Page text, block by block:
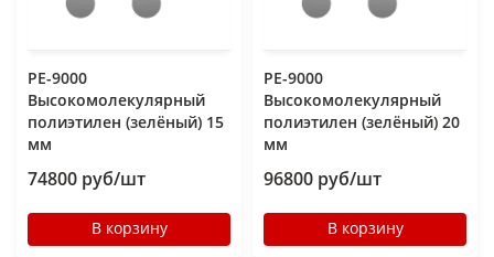
РЕ-9000
Высокомолекулярный
полиэтилен (зелёный) 15
мм
74800 руб/шт
В корзину
РЕ-9000
Высокомолекулярный
полиэтилен (зелёный) 20
мм
96800 руб/шт
В корзину